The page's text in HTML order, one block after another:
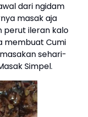
dari ngidam
masak aja
perut ileran kalo
membuat Cumi
sehari-
Simpel.